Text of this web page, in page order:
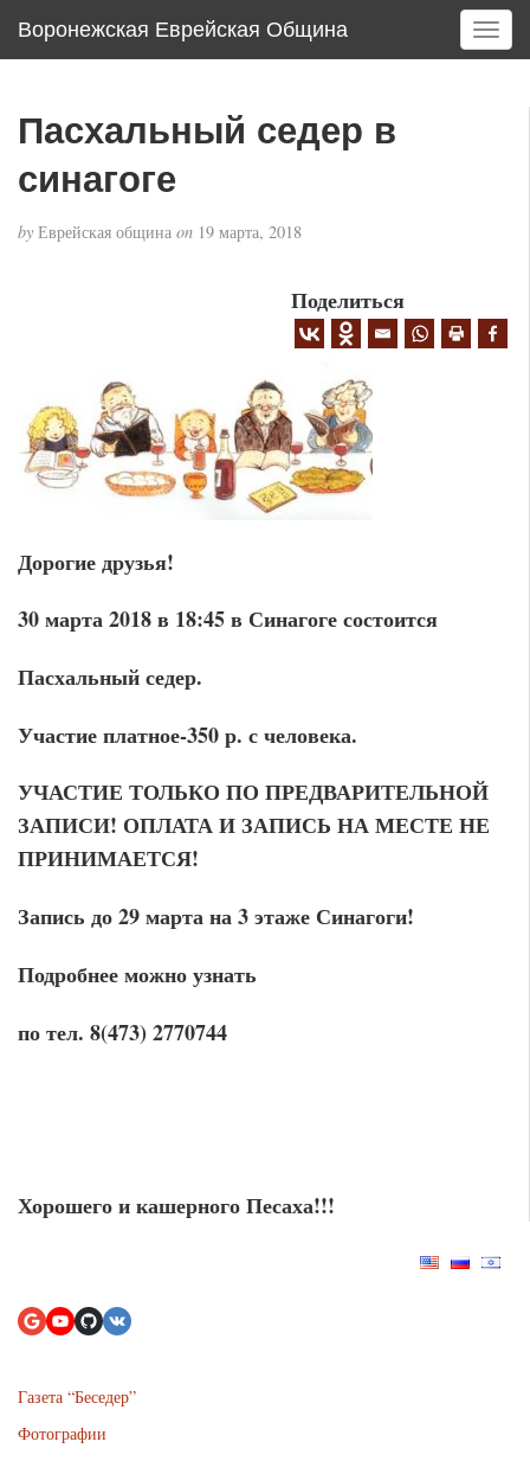
Воронежская Еврейская Община
T
o
a
t
Пасхальный седер в
синагоге
by Еврейская община on 19 марта, 2018
Поделиться
Дорогие друзья!
30 марта 2018 в 18:45 в Синагоге состоится
Пасхальный седер.
Участие платное-350 р. с человека.
УЧАСТИЕ ТОЛЬКО ПО ПРЕДВАРИТЕЛЬНОЙ
ЗАПИСИ! ОПЛАТА И ЗАПИСЬ НА МЕСТЕ НЕ
ПРИНИМАЕТСЯ!
Запись до 29 марта на 3 этаже Синагоги!
Подробнее можно узнать
по тел. 8(473) 2770744
Хорошего и кашерного Песаха!!!
Газета “Беседер”
Фотографии